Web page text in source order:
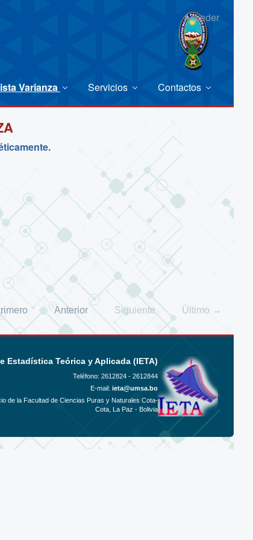
Acceder
Varianza Servicios Contactos
Anterior Siguiente Último →
Estadística Teórica y Aplicada (IETA)
Teléfono: 2612824 - 2612844
E-mail: ieta@umsa.bo
de la Facultad de Ciencias Puras y Naturales Cota-
Cota, La Paz - Bolivia